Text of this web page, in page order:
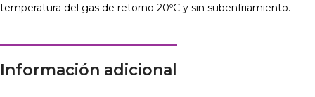
temperatura del gas de retorno 20ºC y sin subenfriamiento.
Información adicional